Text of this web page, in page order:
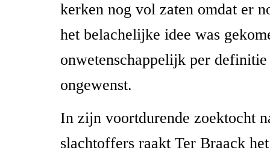
kerken nog vol zaten omdat er
het belachelijke idee was
onwetenschappelijk per
ongewenst.
In zijn voortdurende zoektocht
slachtoffers raakt Ter Braack